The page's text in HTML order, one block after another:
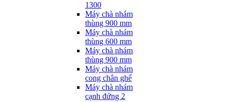
1300
Máy chà nhám
thùng 900 mm
Máy chà nhám
thùng 600 mm
Máy chà nhám
thùng 900 mm
Máy chà nhám
cong chân ghế
Máy chà nhám
cạnh đứng 2